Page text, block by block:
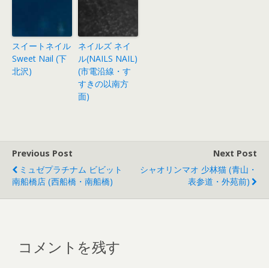
スイートネイル
Sweet Nail (下
北沢)
ネイルズ ネイ
ル(NAILS NAIL)
(市電沿線・す
すきの以南方
面)
Previous Post
ミュゼプラチナム ビビット
南船橋店 (西船橋・南船橋)
Next Post
シャオリンマオ 少林猫 (青山・
表参道・外苑前)
コメントを残す